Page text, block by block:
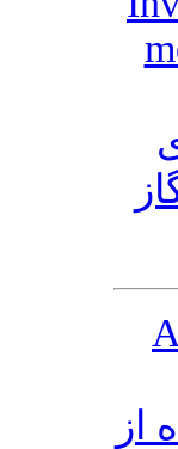
از